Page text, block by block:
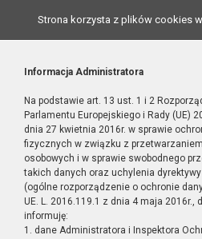
Strona korzysta z plików cookies
Informacja Administratora
Na podstawie art. 13 ust. 1 i 2
Parlamentu Europejskiego i Rady (UE)
dnia 27 kwietnia 2016r. w sprawie
fizycznych w związku z
osobowych i w sprawie swobodnego
takich danych oraz uchylenia
(ogólne rozporządzenie o ochronie
UE. L. 2016.119.1 z dnia 4 maja 2016r.,
informuję:
1. dane Administratora i Inspektora